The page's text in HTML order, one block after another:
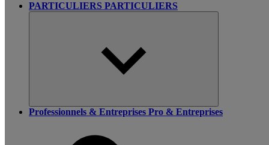
PARTICULIERS PARTICULIERS
Professionnels & Entreprises Pro & Entreprises